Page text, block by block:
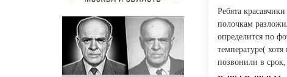
Ребята
полочкам
определится по
температуре(
позвонили в